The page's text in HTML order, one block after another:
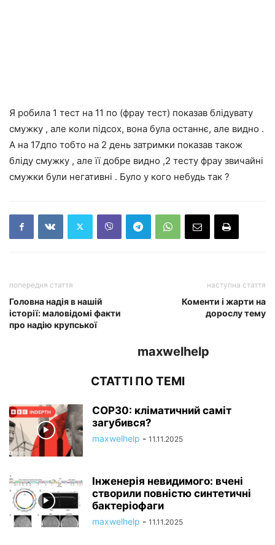
Я робила 1 тест на 11 по (фрау тест) показав блідувату
смужку , але коли підсох, вона була останнє, але видно .
А на 17дпо тобто на 2 день затримки показав також
бліду смужку , але її добре видно ,2 тесту фрау звичайні
смужки були негативні . Було у кого небудь так ?
попередня стаття
Головна надія в нашій
історії: маловідомі факти
про надію крупської
наступна стаття
Коменти і жарти на
дорослу тему
maxwelhelp
СТАТТІ ПО ТЕМІ
COP30: кліматичний саміт
загубився?
maxwelhelp - 11.11.2025
Інженерія невидимого: вчені
створили повністю синтетичні
бактеріофаги
maxwelhelp - 11.11.2025